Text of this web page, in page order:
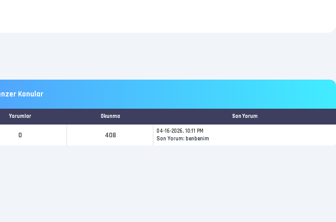
Konular
Yorumlar Okunma Son Yorum
0 408
04-16-2026, 10:11 PM
Son Yorum: benbenim